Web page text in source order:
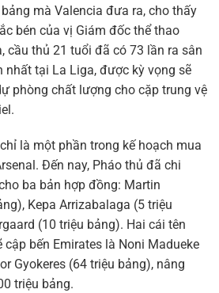
mà Valencia đưa ra, cho thấy
bén của vị Giám đốc thể thao
cầu thủ 21 tuổi đã có 73 lần ra sân
nhất tại La Liga, được kỳ vọng sẽ
phòng chất lượng cho cặp trung vệ
là một phần trong kế hoạch mua
Đến nay, Pháo thủ đã chi
ba bản hợp đồng: Martin
Kepa Arrizabalaga (5 triệu
(10 triệu bảng). Hai cái tên
bến Emirates là Noni Madueke
Gyokeres (64 triệu bảng), nâng
triệu bảng.